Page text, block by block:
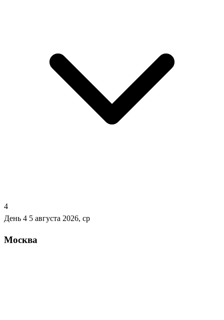
4
День 4 5 августа 2026, ср
Москва